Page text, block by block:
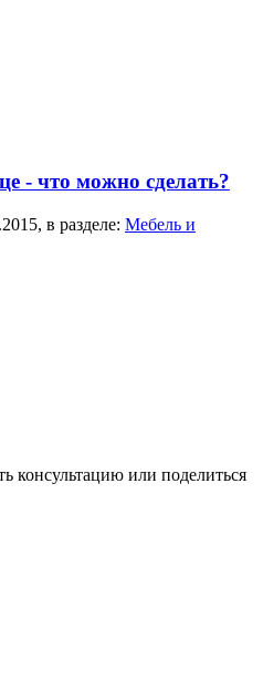
- что можно сделать?
, в разделе: Мебель и
консультацию или поделиться